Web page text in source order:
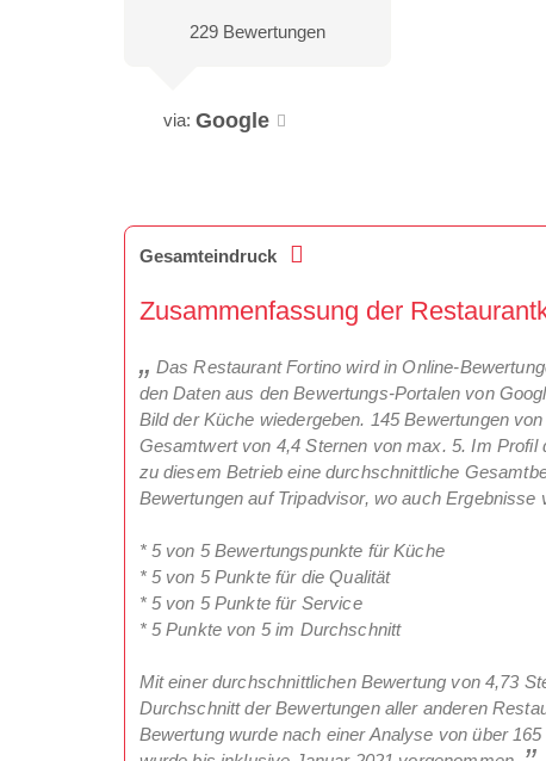
229 Bewertungen
via: Google
Gesamteindruck
Zusammenfassung der
Das Restaurant Fortino wird in Online-
den Daten aus den Bewertungs-Portalen von
Bild der Küche wiedergeben. 145 Bewertungen
Gesamtwert von 4,4 Sternen von max. 5. Im
zu diesem Betrieb eine durchschnittliche
Bewertungen auf Tripadvisor, wo auch Ergebnisse
* 5 von 5 Bewertungspunkte für Küche
* 5 von 5 Punkte für die Qualität
* 5 von 5 Punkte für Service
* 5 Punkte von 5 im Durchschnitt
Mit einer durchschnittlichen Bewertung von 4,73
Durchschnitt der Bewertungen aller anderen
Bewertung wurde nach einer Analyse von über